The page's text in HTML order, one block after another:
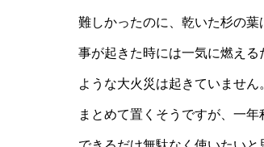
難しかったのに、乾いた杉の
事が起きた時には一気に燃え
ような大火災は起きていませ
まとめて置くそうですが、一